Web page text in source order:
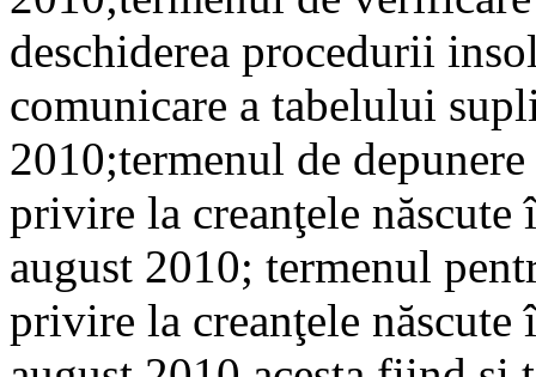
deschiderea procedurii
comunicare a tabelului
2010;termenul de
privire la creanţele
august 2010; termenul
privire la creanţele